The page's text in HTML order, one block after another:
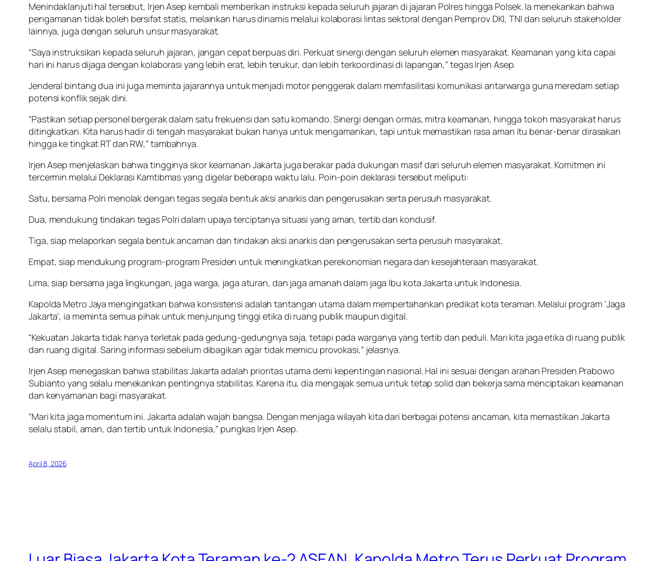
Menindaklanjuti hal tersebut, Irjen Asep kembali memberikan instruksi kepada seluruh jajaran di jajaran Polres hingga Polsek. Ia menekankan bahwa
pengamanan tidak boleh bersifat statis, melainkan harus dinamis melalui kolaborasi lintas sektoral dengan Pemprov DKI, TNI dan seluruh stakeholder
lainnya, juga dengan seluruh unsur masyarakat.
“Saya instruksikan kepada seluruh jajaran, jangan cepat berpuas diri. Perkuat sinergi dengan seluruh elemen masyarakat. Keamanan yang kita capai
hari ini harus dijaga dengan kolaborasi yang lebih erat, lebih terukur, dan lebih terkoordinasi di lapangan,” tegas Irjen Asep.
Jenderal bintang dua ini juga meminta jajarannya untuk menjadi motor penggerak dalam memfasilitasi komunikasi antarwarga guna meredam setiap
potensi konflik sejak dini.
“Pastikan setiap personel bergerak dalam satu frekuensi dan satu komando. Sinergi dengan ormas, mitra keamanan, hingga tokoh masyarakat harus
ditingkatkan. Kita harus hadir di tengah masyarakat bukan hanya untuk mengamankan, tapi untuk memastikan rasa aman itu benar-benar dirasakan
hingga ke tingkat RT dan RW,” tambahnya.
Irjen Asep menjelaskan bahwa tingginya skor keamanan Jakarta juga berakar pada dukungan masif dari seluruh elemen masyarakat. Komitmen ini
tercermin melalui Deklarasi Kamtibmas yang digelar beberapa waktu lalu. Poin-poin deklarasi tersebut meliputi:
Satu, bersama Polri menolak dengan tegas segala bentuk aksi anarkis dan pengerusakan serta perusuh masyarakat.
Dua, mendukung tindakan tegas Polri dalam upaya terciptanya situasi yang aman, tertib dan kondusif.
Tiga, siap melaporkan segala bentuk ancaman dan tindakan aksi anarkis dan pengerusakan serta perusuh masyarakat.
Empat, siap mendukung program-program Presiden untuk meningkatkan perekonomian negara dan kesejahteraan masyarakat.
Lima, siap bersama jaga lingkungan, jaga warga, jaga aturan, dan jaga amanah dalam jaga Ibu kota Jakarta untuk Indonesia.
Kapolda Metro Jaya mengingatkan bahwa konsistensi adalah tantangan utama dalam mempertahankan predikat kota teraman. Melalui program ‘Jaga
Jakarta’, ia meminta semua pihak untuk menjunjung tinggi etika di ruang publik maupun digital.
“Kekuatan Jakarta tidak hanya terletak pada gedung-gedungnya saja, tetapi pada warganya yang tertib dan peduli. Mari kita jaga etika di ruang publik
dan ruang digital. Saring informasi sebelum dibagikan agar tidak memicu provokasi,” jelasnya.
Irjen Asep menegaskan bahwa stabilitas Jakarta adalah prioritas utama demi kepentingan nasional. Hal ini sesuai dengan arahan Presiden Prabowo
Subianto yang selalu menekankan pentingnya stabilitas. Karena itu, dia mengajak semua untuk tetap solid dan bekerja sama menciptakan keamanan
dan kenyamanan bagi masyarakat.
“Mari kita jaga momentum ini. Jakarta adalah wajah bangsa. Dengan menjaga wilayah kita dari berbagai potensi ancaman, kita memastikan Jakarta
selalu stabil, aman, dan tertib untuk Indonesia,” pungkas Irjen Asep.
April 8, 2026